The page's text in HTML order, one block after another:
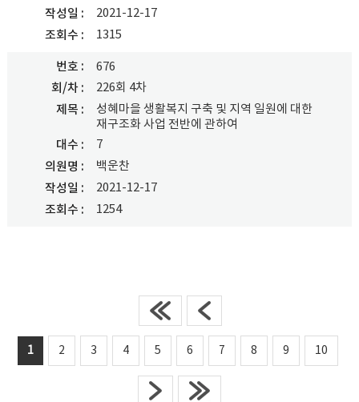
작성일
2021-12-17
조회수
1315
번호
676
회/차
226회 4차
제목
성혜마을 생활복지 구축 및 지역 일원에 대한
재구조화 사업 전반에 관하여
대수
7
의원명
백운찬
작성일
2021-12-17
조회수
1254
1 2 3 4 5 6 7 8 9 10